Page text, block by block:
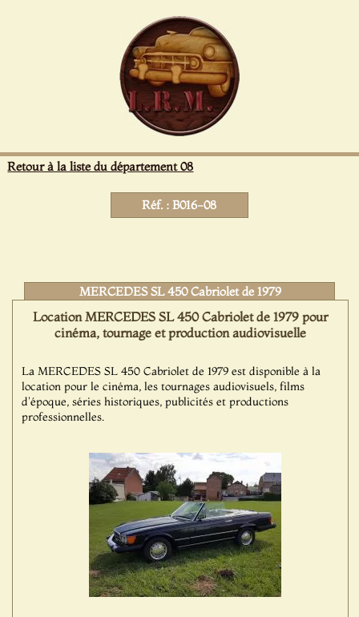
Retour à la liste du département 08
Réf. : B016-08
MERCEDES SL 450 Cabriolet de 1979
Location MERCEDES SL 450 Cabriolet de 1979 pour
cinéma, tournage et production audiovisuelle
La MERCEDES SL 450 Cabriolet de 1979 est disponible à la
location pour le cinéma, les tournages audiovisuels, films
d'époque, séries historiques, publicités et productions
professionnelles.